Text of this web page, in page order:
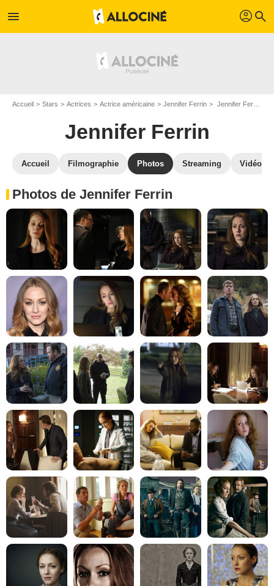
menu profil search
Accueil Stars Actrices Actrice américaine Jennifer Ferrin Jennifer Ferrin : Photos de ses films et séries
Jennifer Ferrin
Accueil Filmographie Photos Streaming Vidéos
Photos de Jennifer Ferrin